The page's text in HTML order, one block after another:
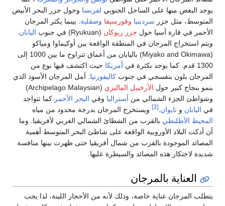
يوجد البعض منها على الساحل الجنوبي لفرنسا وحول جزر البحر الأبيض
المتوسط، مثل جزر سردينيا وقورسيقا وصقلية . بينما يكثر المرجان
الأحمر في قارة آسيا حول جزر ريوكان (Ryukuan) في جنوب اليابان
ويتم استخراج المرجان في المنطقة الواقعة بين أوكيماوا ومياكو
(Miyako and Okimawa) باليابان من أعماق تتراوح ما بين 1000 إلى
1300 قدم. كما يوجد بكثرة في
أمريكا حيث اكتشف فيها نوع من
المرجان بلون بنفسجي في جنوب كاليفورنيا . أمل المرجان الأسود الذي
ينمو بنجاح كبير حول الأرخبيل الماليزي
(Archipelago Malaysian)
وشواطئ الجزء الشمالي من أستراليا وفي البحر الأحمر كما تتواجد
في اليابان و تايوان [3]
ويستخرج المرجان بدرجة محدود من مياه
المحيط الأطلنطي بالقرب من الشطائ الشمالي الغربي لأفريقيا. وما
أن أدكت البلاد الأوروبية الواقعة على شاطئ البحر المتوسط أهمية
المصائد الموجودة بالقرب من شمال أفريقيا حتى ظهرت بينها منافسة
شديدة لاحتكار هذه المصائد والسيطرة عليها.
العناية بالمرجان
يتطلب المرجان عناية خاصة، وذلك لأنه من الأحجار اللينة، لذا يجب